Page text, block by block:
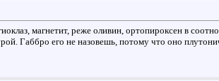
магнетит, реже оливин, ортопироксен в
Габбро его не назовешь, потому что оно